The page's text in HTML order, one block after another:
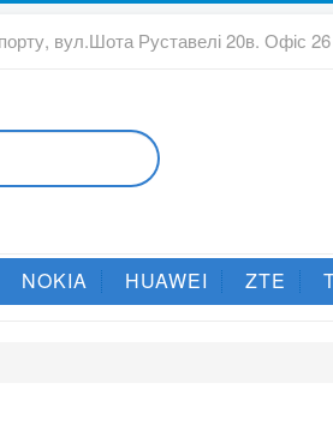
вул.Шота Руставелі 20в. Офіс 26
NOKIA HUAWEI ZTE